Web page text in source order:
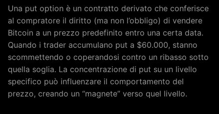
Una put option è un contratto derivato che conferisce
al compratore il diritto (ma non l’obbligo) di vendere
Bitcoin a un prezzo predefinito entro una certa data.
Quando i trader accumulano put a $60.000, stanno
scommettendo o coperandosi contro un ribasso sotto
quella soglia. La concentrazione di put su un livello
specifico può influenzare il comportamento del
prezzo, creando un “magnete” verso quel livello.